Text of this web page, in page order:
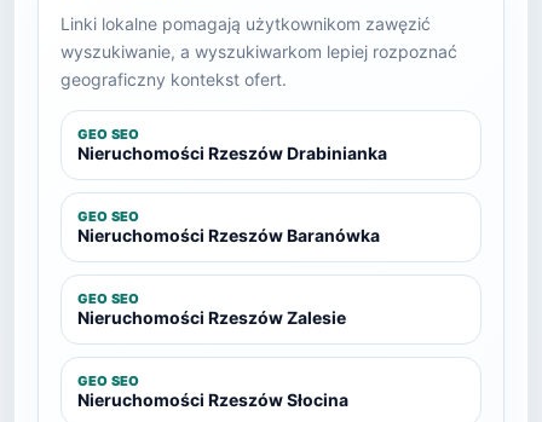
Linki lokalne pomagają użytkownikom zawęzić
wyszukiwanie, a wyszukiwarkom lepiej rozpoznać
geograficzny kontekst ofert.
GEO SEO
Nieruchomości Rzeszów Drabinianka
GEO SEO
Nieruchomości Rzeszów Baranówka
GEO SEO
Nieruchomości Rzeszów Zalesie
GEO SEO
Nieruchomości Rzeszów Słocina